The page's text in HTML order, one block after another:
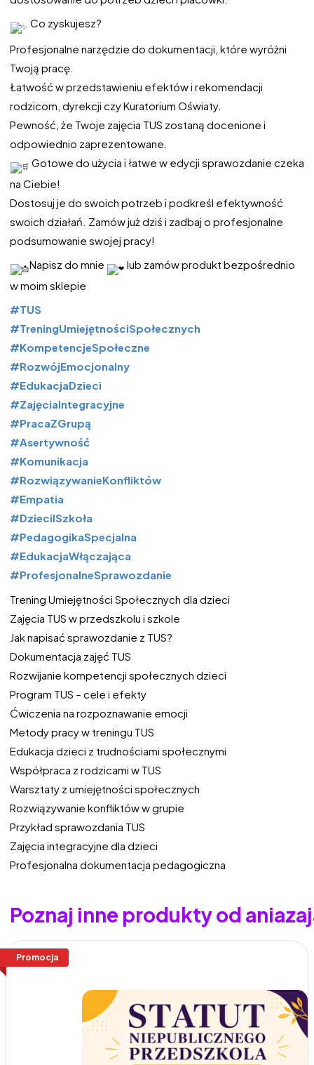
Co zyskujesz?
Profesjonalne narzędzie do dokumentacji, które wyróżni
Twoją pracę.
Łatwość w przedstawieniu efektów i rekomendacji
rodzicom, dyrekcji czy Kuratorium Oświaty.
Pewność, że Twoje zajęcia TUS zostaną docenione i
odpowiednio zaprezentowane.
Gotowe do użycia i łatwe w edycji sprawozdanie czeka
na Ciebie!
Dostosuj je do swoich potrzeb i podkreśl efektywność
swoich działań. Zamów już dziś i zadbaj o profesjonalne
podsumowanie swojej pracy!
Napisz do mnie
lub zamów produkt bezpośrednio
w moim sklepie
#TUS
#TreningUmiejętnościSpołecznych
#KompetencjeSpołeczne
#RozwójEmocjonalny
#EdukacjaDzieci
#ZajęciaIntegracyjne
#PracaZGrupą
#Asertywność
#Komunikacja
#RozwiązywanieKonfliktów
#Empatia
#DzieciISzkoła
#PedagogikaSpecjalna
#EdukacjaWłączająca
#ProfesjonalneSprawozdanie
Trening Umiejętności Społecznych dla dzieci
Zajęcia TUS w przedszkolu i szkole
Jak napisać sprawozdanie z TUS?
Dokumentacja zajęć TUS
Rozwijanie kompetencji społecznych dzieci
Program TUS – cele i efekty
Ćwiczenia na rozpoznawanie emocji
Metody pracy w treningu TUS
Edukacja dzieci z trudnościami społecznymi
Współpraca z rodzicami w TUS
Warsztaty z umiejętności społecznych
Rozwiązywanie konfliktów w grupie
Przykład sprawozdania TUS
Zajęcia integracyjne dla dzieci
Profesjonalna dokumentacja pedagogiczna
Poznaj inne produkty od
Promocja